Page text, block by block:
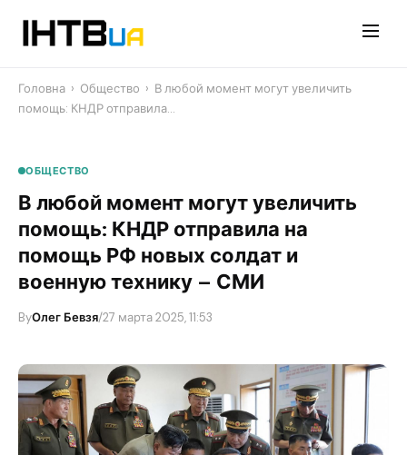
Головна › Общество › ​В любой момент могут увеличить
помощь: КНДР отправила…
ОБЩЕСТВО
​В любой момент могут увеличить
помощь: КНДР отправила на
помощь РФ новых солдат и
военную технику – СМИ
ByОлег Бевзя/27 марта 2025, 11:53